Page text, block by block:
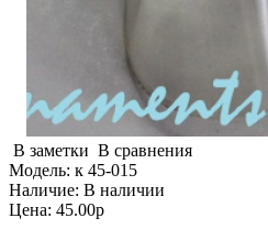
В заметки В сравнения
Модель: к 45-015
Наличие: В наличии
Цена: 45.00р